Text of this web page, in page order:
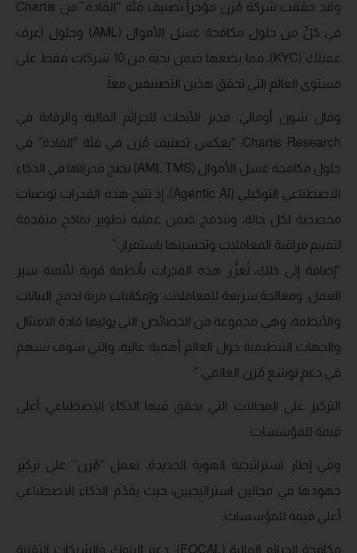
وقد حققت شركة مُزن مؤخراً تصنيف فئة “القادة” من Chartis
في كلٍّ من حلول مكافحة غسل الأموال (AML) وحلول اعرف
عميلك (KYC)، مما يضعها ضمن نخبة من 10 شركات فقط على
مستوى العالم التي تحقق هذين التصنيفين معاً.
وقال شون أومالي، مدير الأبحاث للجرائم المالية والرقابة في
Chartis Research: “يعكس تصنيف مُزن في فئة “القادة” في
حلول مكافحة غسل الأموال (AML TMS) نضج قدراتها في الذكاء
الاصطناعي التوكيلي (Agentic AI)، إذ تتيح هذه القدرات توصيات
مخصصة لكل حالة، وتندمج ضمن عملية تطوير نماذج متقدمة
لتقييم مراقبة المعاملات وتحسينها باستمرار.”
“إضافة إلى ذلك، تُعزَّز هذه القدرات بأنظمة قوية لأتمتة سير
العمل، ومعالجة سريعة للمعاملات، وإمكانيات مرنة لدمج البيانات
والأنظمة، وهي مجموعة من الخصائص التي يوليها قادة الامتثال
والجهات التنظيمية حول العالم أهمية عالية، والتي سوف تسهم
في دعم توسّع مُزن العالمي.”
التركيز على المجالات التي يحقق فيها الذكاء الاصطناعي أعلى
قيمة للمؤسسات.
وفي إطار استراتيجية الهوية الجديدة، تعمل “مُزن” على تركيز
جهودها في مجالين استراتيجيين، حيث يقدّم الذكاء الاصطناعي
أعلى قيمة للمؤسسات:
مكافحة الجرائم المالية (FOCAL): دعم البنوك والشركات التقنية